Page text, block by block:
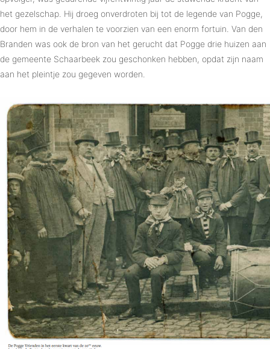
het gezelschap. Hij droeg onverdroten bij tot de legende van Pogge,
door hem in de verhalen te voorzien van een enorm fortuin. Van den
Branden was ook de bron van het gerucht dat Pogge drie huizen aan
de gemeente Schaarbeek zou geschonken hebben, opdat zijn naam
aan het pleintje zou gegeven worden.